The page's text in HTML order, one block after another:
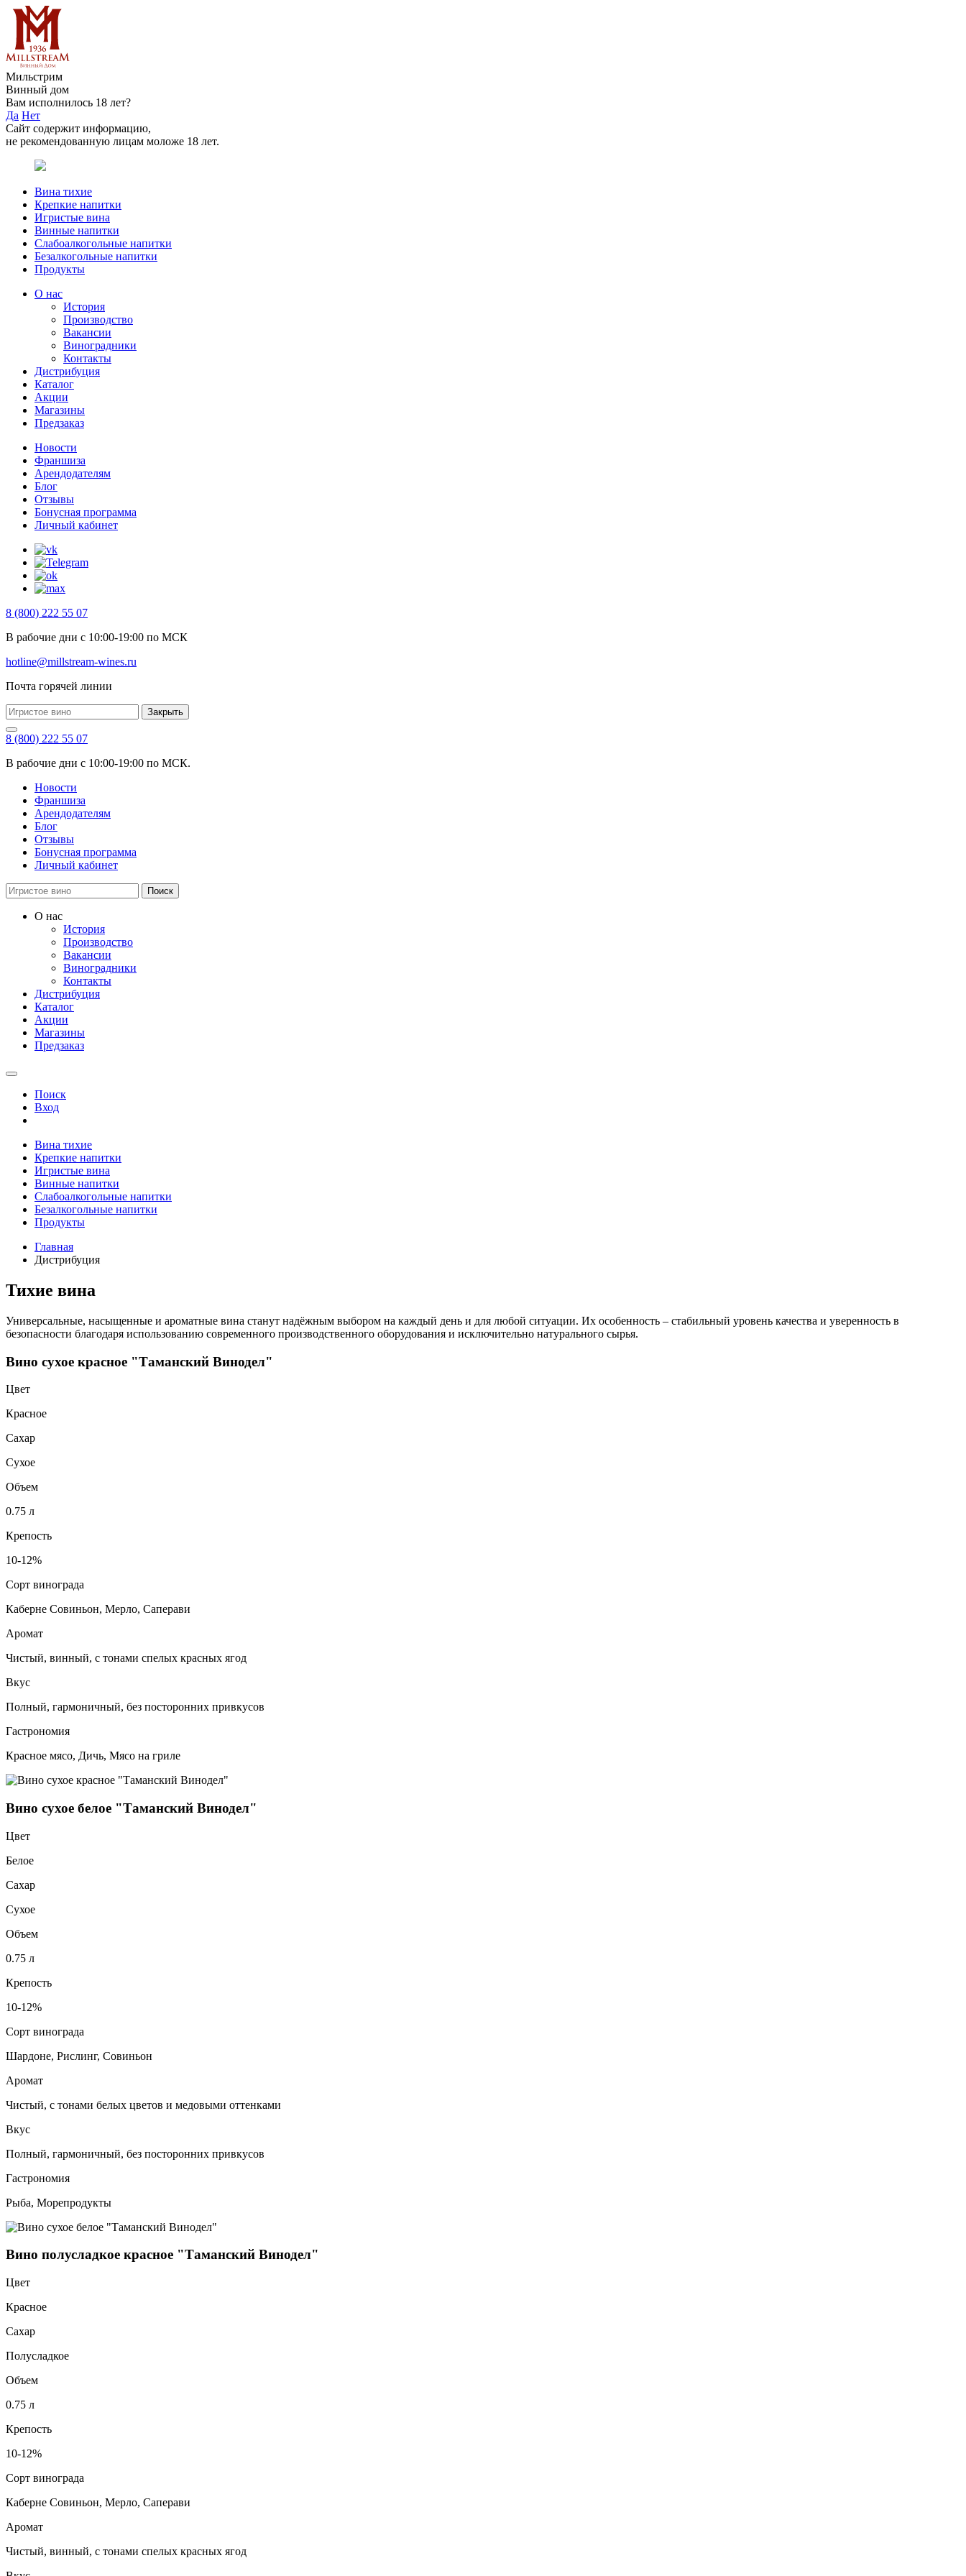
Мильстрим
Винный дом
Вам исполнилось 18 лет?
Да Нет
Сайт содержит информацию,
не рекомендованную лицам моложе 18 лет.
Вина тихие
Крепкие напитки
Игристые вина
Винные напитки
Слабоалкогольные напитки
Безалкогольные напитки
Продукты
О нас
История
Производство
Вакансии
Виноградники
Контакты
Дистрибуция
Каталог
Акции
Магазины
Предзаказ
Новости
Франшиза
Арендодателям
Блог
Отзывы
Бонусная программа
Личный кабинет
8 (800) 222 55 07
В рабочие дни с 10:00-19:00 по МСК
hotline@millstream-wines.ru
Почта горячей линии
Закрыть
8 (800) 222 55 07
В рабочие дни с 10:00-19:00 по МСК.
Новости
Франшиза
Арендодателям
Блог
Отзывы
Бонусная программа
Личный кабинет
Поиск
О нас
История
Производство
Вакансии
Виноградники
Контакты
Дистрибуция
Каталог
Акции
Магазины
Предзаказ
Поиск
Вход
Вина тихие
Крепкие напитки
Игристые вина
Винные напитки
Слабоалкогольные напитки
Безалкогольные напитки
Продукты
Главная
Дистрибуция
Тихие вина
Универсальные, насыщенные и ароматные вина станут надёжным выбором на каждый день и для любой ситуации. Их особенность – стабильный уровень качества и уверенность в
безопасности благодаря использованию современного производственного оборудования и исключительно натурального сырья.
Вино сухое красное "Таманский Винодел"
Цвет
Красное
Сахар
Сухое
Объем
0.75 л
Крепость
10-12%
Сорт винограда
Каберне Совиньон, Мерло, Саперави
Аромат
Чистый, винный, с тонами спелых красных ягод
Вкус
Полный, гармоничный, без посторонних привкусов
Гастрономия
Красное мясо, Дичь, Мясо на гриле
Вино сухое белое "Таманский Винодел"
Цвет
Белое
Сахар
Сухое
Объем
0.75 л
Крепость
10-12%
Сорт винограда
Шардоне, Рислинг, Совиньон
Аромат
Чистый, с тонами белых цветов и медовыми оттенками
Вкус
Полный, гармоничный, без посторонних привкусов
Гастрономия
Рыба, Морепродукты
Вино полусладкое красное "Таманский Винодел"
Цвет
Красное
Сахар
Полусладкое
Объем
0.75 л
Крепость
10-12%
Сорт винограда
Каберне Совиньон, Мерло, Саперави
Аромат
Чистый, винный, с тонами спелых красных ягод